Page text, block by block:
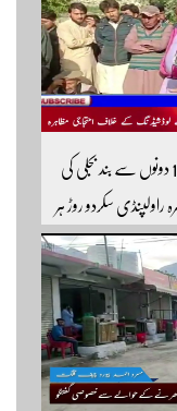
سکردو بگاردو ،قمراہ، شکور آباد بگاردو کےعوام مسلسل 10 دونوں سے بند بجلی کی
سکردو روڑ ہر
یوٹیوب چینل کو